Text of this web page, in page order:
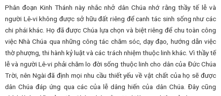
Phân đoạn Kinh Thánh này nhắc nhở dân Chúa nhớ rằng thầy tế lễ và
người Lê-vi không được sở hữu đất riêng để canh tác sinh sống như các
chi phái khác. Họ đã được Chúa lựa chọn và biệt riêng để chu toàn công
việc Nhà Chúa qua những công tác chăm sóc, dạy đạo, hướng dẫn việc
thờ phượng, thi hành kỷ luật và các trách nhiệm thuộc linh khác. Vì thầy tế
lễ và người Lê-vi phải chăm lo đời sống thuộc linh cho dân của Đức Chúa
Trời, nên Ngài đã định mọi nhu cầu thiết yếu về vật chất của họ sẽ được
dân Chúa đáp ứng qua các của lễ dâng hiến của dân Chúa. Đây cũng